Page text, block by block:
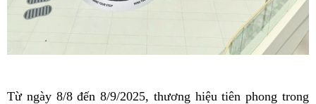
Từ ngày 8/8 đến 8/9/2025, thương hiệu tiên phong trong